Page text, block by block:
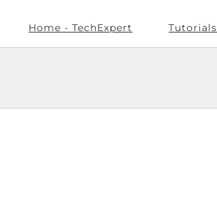
Home - TechExpert Tutorials